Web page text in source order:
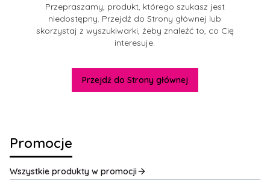
Przepraszamy, produkt, którego szukasz jest
niedostępny. Przejdź do Strony głównej lub
skorzystaj z wyszukiwarki, żeby znaleźć to, co Cię
interesuje.
Przejdź do Strony głównej
Promocje
Wszystkie produkty w promocji